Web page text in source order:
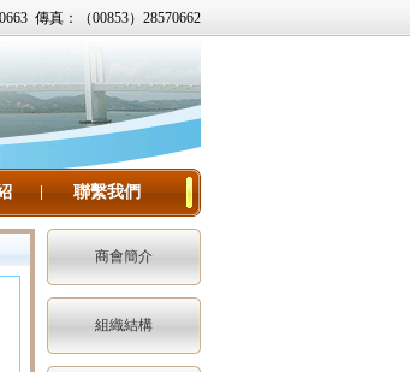
傳真：（00853）28570662
聯繫我們
商會簡介
組織結構